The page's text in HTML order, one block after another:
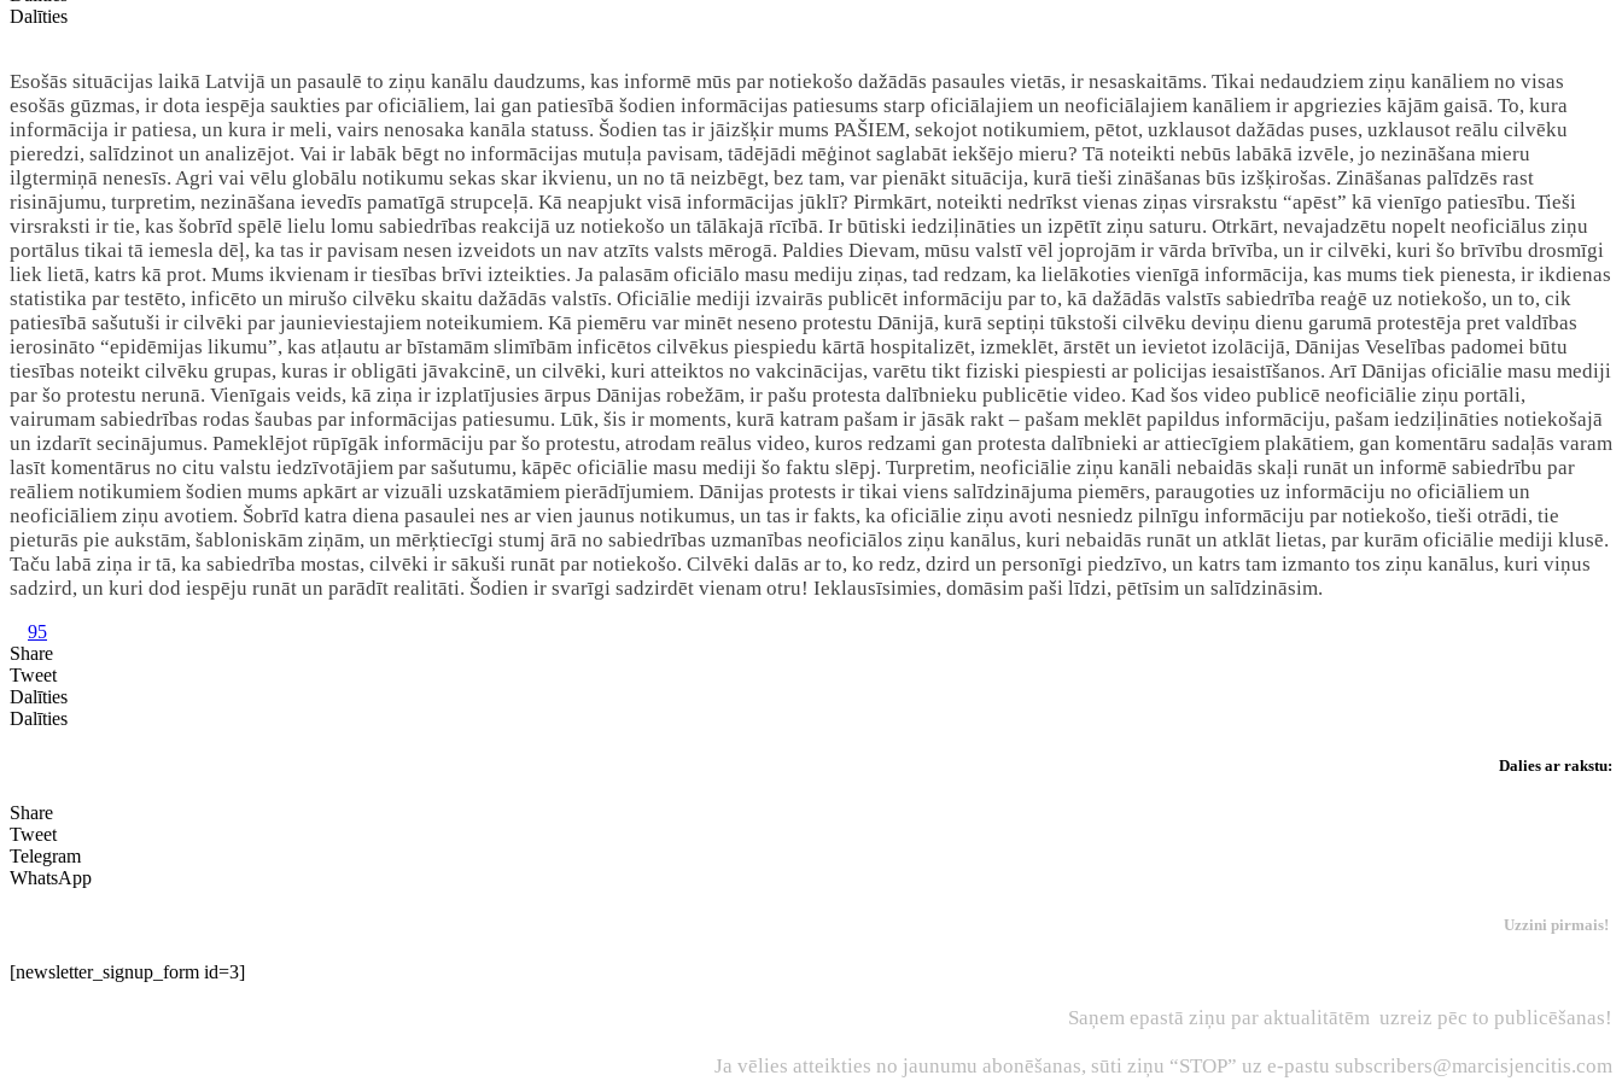
Dalīties
Esošās situācijas laikā Latvijā un pasaulē to ziņu kanālu daudzums, kas informē mūs par notiekošo dažādās pasaules vietās, ir nesaskaitāms. Tikai nedaudziem ziņu kanāliem no visas
esošās gūzmas, ir dota iespēja saukties par oficiāliem, lai gan patiesībā šodien informācijas patiesums starp oficiālajiem un neoficiālajiem kanāliem ir apgriezies kājām gaisā. To, kura
informācija ir patiesa, un kura ir meli, vairs nenosaka kanāla statuss. Šodien tas ir jāizšķir mums PAŠIEM, sekojot notikumiem, pētot, uzklausot dažādas puses, uzklausot reālu cilvēku
pieredzi, salīdzinot un analizējot. Vai ir labāk bēgt no informācijas mutuļa pavisam, tādējādi mēģinot saglabāt iekšējo mieru? Tā noteikti nebūs labākā izvēle, jo nezināšana mieru
ilgtermiņā nenesīs. Agri vai vēlu globālu notikumu sekas skar ikvienu, un no tā neizbēgt, bez tam, var pienākt situācija, kurā tieši zināšanas būs izšķirošas. Zināšanas palīdzēs rast
risinājumu, turpretim, nezināšana ievedīs pamatīgā strupceļā. Kā neapjukt visā informācijas jūklī? Pirmkārt, noteikti nedrīkst vienas ziņas virsrakstu “apēst” kā vienīgo patiesību. Tieši
virsraksti ir tie, kas šobrīd spēlē lielu lomu sabiedrības reakcijā uz notiekošo un tālākajā rīcībā. Ir būtiski iedziļināties un izpētīt ziņu saturu. Otrkārt, nevajadzētu nopelt neoficiālus ziņu
portālus tikai tā iemesla dēļ, ka tas ir pavisam nesen izveidots un nav atzīts valsts mērogā. Paldies Dievam, mūsu valstī vēl joprojām ir vārda brīvība, un ir cilvēki, kuri šo brīvību drosmīgi
liek lietā, katrs kā prot. Mums ikvienam ir tiesības brīvi izteikties. Ja palasām oficiālo masu mediju ziņas, tad redzam, ka lielākoties vienīgā informācija, kas mums tiek pienesta, ir ikdienas
statistika par testēto, inficēto un mirušo cilvēku skaitu dažādās valstīs. Oficiālie mediji izvairās publicēt informāciju par to, kā dažādās valstīs sabiedrība reaģē uz notiekošo, un to, cik
patiesībā sašutuši ir cilvēki par jaunieviestajiem noteikumiem. Kā piemēru var minēt neseno protestu Dānijā, kurā septiņi tūkstoši cilvēku deviņu dienu garumā protestēja pret valdības
ierosināto “epidēmijas likumu”, kas atļautu ar bīstamām slimībām inficētos cilvēkus piespiedu kārtā hospitalizēt, izmeklēt, ārstēt un ievietot izolācijā, Dānijas Veselības padomei būtu
tiesības noteikt cilvēku grupas, kuras ir obligāti jāvakcinē, un cilvēki, kuri atteiktos no vakcinācijas, varētu tikt fiziski piespiesti ar policijas iesaistīšanos. Arī Dānijas oficiālie masu mediji
par šo protestu nerunā. Vienīgais veids, kā ziņa ir izplatījusies ārpus Dānijas robežām, ir pašu protesta dalībnieku publicētie video. Kad šos video publicē neoficiālie ziņu portāli,
vairumam sabiedrības rodas šaubas par informācijas patiesumu. Lūk, šis ir moments, kurā katram pašam ir jāsāk rakt – pašam meklēt papildus informāciju, pašam iedziļināties notiekošajā
un izdarīt secinājumus. Pameklējot rūpīgāk informāciju par šo protestu, atrodam reālus video, kuros redzami gan protesta dalībnieki ar attiecīgiem plakātiem, gan komentāru sadaļās varam
lasīt komentārus no citu valstu iedzīvotājiem par sašutumu, kāpēc oficiālie masu mediji šo faktu slēpj. Turpretim, neoficiālie ziņu kanāli nebaidās skaļi runāt un informē sabiedrību par
reāliem notikumiem šodien mums apkārt ar vizuāli uzskatāmiem pierādījumiem. Dānijas protests ir tikai viens salīdzinājuma piemērs, paraugoties uz informāciju no oficiāliem un
neoficiāliem ziņu avotiem. Šobrīd katra diena pasaulei nes ar vien jaunus notikumus, un tas ir fakts, ka oficiālie ziņu avoti nesniedz pilnīgu informāciju par notiekošo, tieši otrādi, tie
pieturās pie aukstām, šabloniskām ziņām, un mērķtiecīgi stumj ārā no sabiedrības uzmanības neoficiālos ziņu kanālus, kuri nebaidās runāt un atklāt lietas, par kurām oficiālie mediji klusē.
Taču labā ziņa ir tā, ka sabiedrība mostas, cilvēki ir sākuši runāt par notiekošo. Cilvēki dalās ar to, ko redz, dzird un personīgi piedzīvo, un katrs tam izmanto tos ziņu kanālus, kuri viņus
sadzird, un kuri dod iespēju runāt un parādīt realitāti. Šodien ir svarīgi sadzirdēt vienam otru! Ieklausīsimies, domāsim paši līdzi, pētīsim un salīdzināsim.
95
Share
Tweet
Dalīties
Dalīties
Dalies ar rakstu:
Share
Tweet
Telegram
WhatsApp
Uzzini pirmais!
[newsletter_signup_form id=3]
Saņem epastā ziņu par aktualitātēm uzreiz pēc to publicēšanas!
Ja vēlies atteikties no jaunumu abonēšanas, sūti ziņu “STOP” uz e-pastu subscribers@marcisjencitis.com